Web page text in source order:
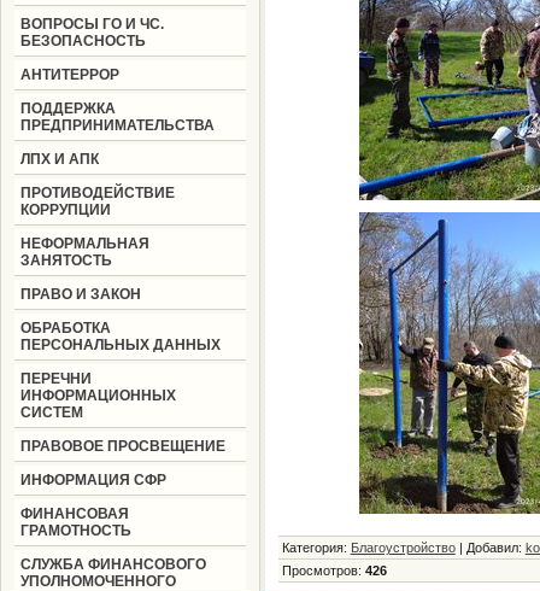
ВОПРОСЫ ГО И ЧС.
БЕЗОПАСНОСТЬ
АНТИТЕРРОР
ПОДДЕРЖКА
ПРЕДПРИНИМАТЕЛЬСТВА
ЛПХ И АПК
ПРОТИВОДЕЙСТВИЕ
КОРРУПЦИИ
НЕФОРМАЛЬНАЯ
ЗАНЯТОСТЬ
ПРАВО И ЗАКОН
ОБРАБОТКА
ПЕРСОНАЛЬНЫХ ДАННЫХ
ПЕРЕЧНИ
ИНФОРМАЦИОННЫХ
СИСТЕМ
ПРАВОВОЕ ПРОСВЕЩЕНИЕ
ИНФОРМАЦИЯ СФР
ФИНАНСОВАЯ
ГРАМОТНОСТЬ
СЛУЖБА ФИНАНСОВОГО
УПОЛНОМОЧЕННОГО
Категория: Благоустройство| Добавил:
Просмотров: 426